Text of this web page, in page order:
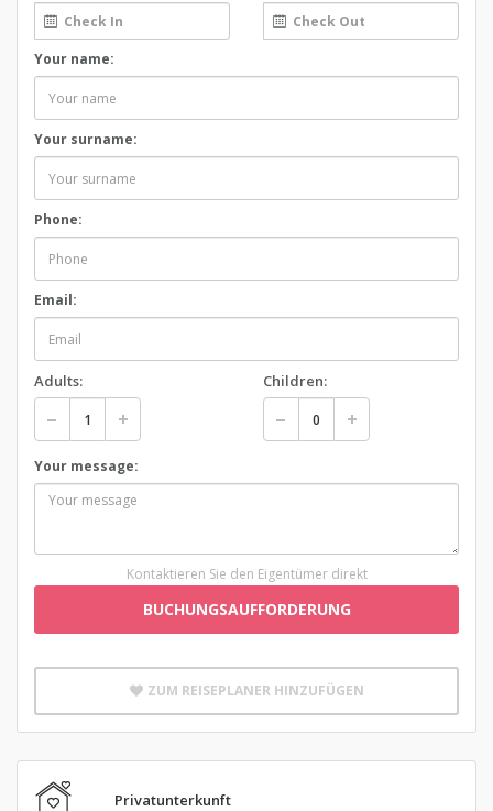
Your name:
Your surname:
Phone:
Email:
Adults: Children:
Your message:
Kontaktieren Sie den Eigentümer direkt
BUCHUNGSAUFFORDERUNG
ZUM REISEPLANER HINZUFÜGEN
Privatunterkunft